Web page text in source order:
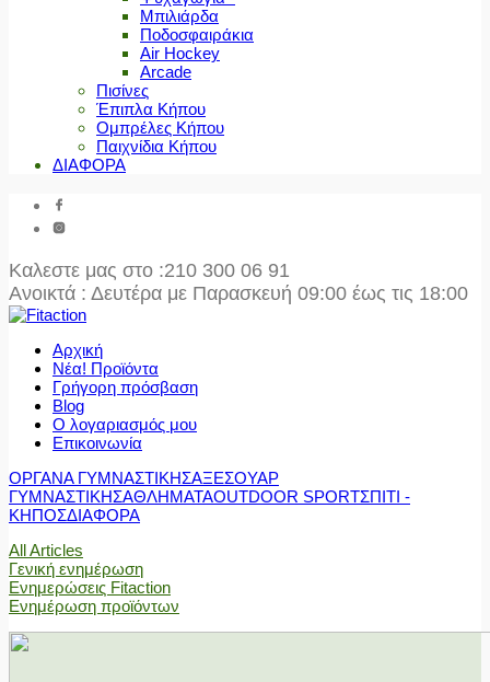
Μπιλιάρδα
Ποδοσφαιράκια
Air Hockey
Arcade
Πισίνες
Έπιπλα Κήπου
Ομπρέλες Κήπου
Παιχνίδια Κήπου
ΔΙΑΦΟΡΑ
Καλεστε μας στο :210 300 06 91
Ανοικτά : Δευτέρα με Παρασκευή 09:00 έως τις 18:00
Αρχική
Νέα! Προϊόντα
Γρήγορη πρόσβαση
Blog
Ο λογαριασμός μου
Επικοινωνία
ΟΡΓΑΝΑ ΓΥΜΝΑΣΤΙΚΗΣΑΞΕΣΟΥΑΡ
ΓΥΜΝΑΣΤΙΚΗΣΑΘΛΗΜΑΤΑOUTDOOR SPORTΣΠΙΤΙ -
ΚΗΠΟΣΔΙΑΦΟΡΑ
All Articles
Γενική ενημέρωση
Ενημερώσεις Fitaction
Ενημέρωση προϊόντων